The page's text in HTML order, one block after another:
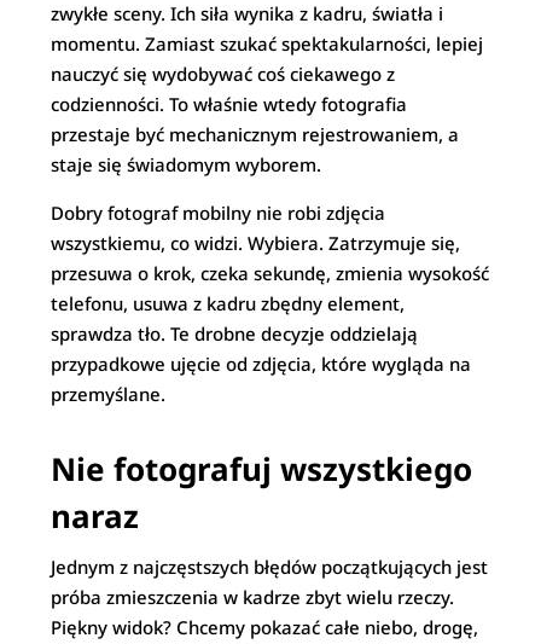
zwykłe sceny. Ich siła wynika z kadru, światła i
momentu. Zamiast szukać spektakularności, lepiej
nauczyć się wydobywać coś ciekawego z
codzienności. To właśnie wtedy fotografia
przestaje być mechanicznym rejestrowaniem, a
staje się świadomym wyborem.
Dobry fotograf mobilny nie robi zdjęcia
wszystkiemu, co widzi. Wybiera. Zatrzymuje się,
przesuwa o krok, czeka sekundę, zmienia wysokość
telefonu, usuwa z kadru zbędny element,
sprawdza tło. Te drobne decyzje oddzielają
przypadkowe ujęcie od zdjęcia, które wygląda na
przemyślane.
Nie fotografuj wszystkiego
naraz
Jednym z najczęstszych błędów początkujących jest
próba zmieszczenia w kadrze zbyt wielu rzeczy.
Piękny widok? Chcemy pokazać całe niebo, drogę,